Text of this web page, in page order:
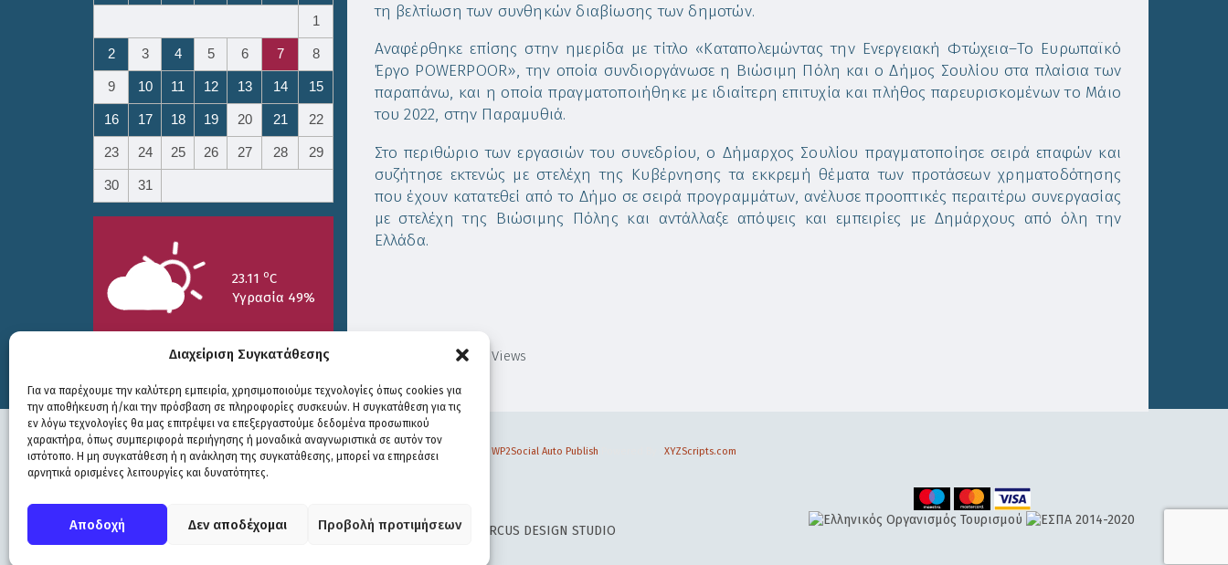
Διαχείριση Συγκατάθεσης
Για να παρέχουμε την καλύτερη εμπειρία, χρησιμοποιούμε τεχνολογίες όπως cookies για
την αποθήκευση ή/και την πρόσβαση σε πληροφορίες συσκευών. Η συγκατάθεση για τις
εν λόγω τεχνολογίες θα μας επιτρέψει να επεξεργαστούμε δεδομένα προσωπικού
χαρακτήρα, όπως συμπεριφορά περιήγησης ή μοναδικά αναγνωριστικά σε αυτόν τον
ιστότοπο. Η μη συγκατάθεση ή η ανάκληση της συγκατάθεσης, μπορεί να επηρεάσει
αρνητικά ορισμένες λειτουργίες και δυνατότητες.
Αποδοχή Δεν αποδέχομαι Προβολή προτιμήσεων
τη βελτίωση των συνθηκών διαβίωσης των δημοτών.
Αναφέρθηκε επίσης στην ημερίδα με τίτλο «Καταπολεμώντας την Ενεργειακή Φτώχεια–Το Ευρωπαϊκό
Έργο POWERPOOR», την οποία συνδιοργάνωσε η Βιώσιμη Πόλη και ο Δήμος Σουλίου στα πλαίσια των
παραπάνω, και η οποία πραγματοποιήθηκε με ιδιαίτερη επιτυχία και πλήθος παρευρισκομένων το Μάιο
του 2022, στην Παραμυθιά.
Στο περιθώριο των εργασιών του συνεδρίου, ο Δήμαρχος Σουλίου πραγματοποίησε σειρά επαφών και
συζήτησε εκτενώς με στελέχη της Κυβέρνησης τα εκκρεμή θέματα των προτάσεων χρηματοδότησης
που έχουν κατατεθεί από το Δήμο σε σειρά προγραμμάτων, ανέλυσε προοπτικές περαιτέρω συνεργασίας
με στελέχη της Βιώσιμης Πόλης και αντάλλαξε απόψεις και εμπειρίες με Δημάρχους από όλη την
Ελλάδα.
1,609 Views
1
2 3 4 5 6 7 8
9 10 11 12 13 14 15
16 17 18 19 20 21 22
23 24 25 26 27 28 29
30 31
23.11 oC
Υγρασία 49%
25/7
15.73oC
26/7
17.99oC
27/7
20.94oC
© COPYRIGHT ΔΗΜΟΣ ΣΟΥΛΙΟΥ 2026
WEB DEVELOPMENT BYΕΓΚΡΙΤΟΣ GROUP| GRAPHICS DESIGN BY CIRCUS DESIGN STUDIO
WP2Social Auto Publish XYZScripts.com